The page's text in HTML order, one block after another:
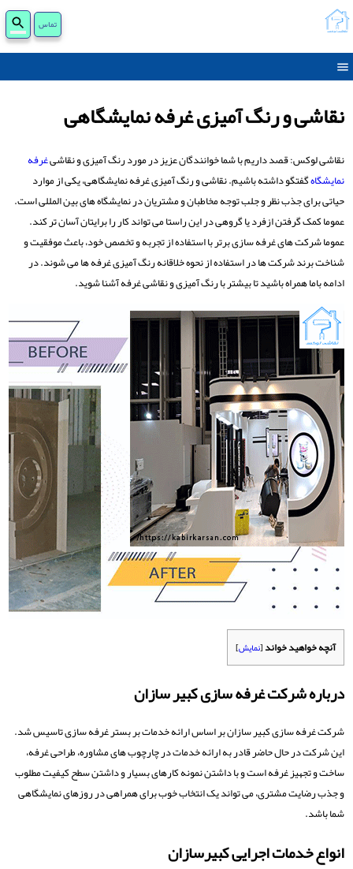
تماس
نقاشی و رنگ آمیزی غرفه نمایشگاهی
نقاشی لوکس: قصد داریم با شما خوانندگان عزیز در مورد رنگ آمیزی و نقاشیغرفه
نمایشگاهگفتگو داشته باشیم. نقاشی و رنگ ‌آمیزی غرفه نمایشگاهی، یکی از موارد
حیاتی برای جذب نظر و جلب توجه مخاطبان و مشتریان در نمایشگاه ‌های بین ‌المللی است.
عموما کمک گرفتن ازفرد یا گروهی در این راستا می تواند کار را برایتان آسان تر کند.
عموما شرکت ‌های غرفه‌ سازی برتر با استفاده از تجربه و تخصص خود، باعث موفقیت و
شناخت برند شرکت ‌ها در استفاده از نحوه خلاقانه رنگ آمیزی غرفه ها می شوند. در
ادامه باما همراه باشید تا بیشتر با رنگ آمیزی و نقاشی غرفه آشنا شوید.
آنچه خواهید خواند[نمایش]
درباره شرکت غرفه سازی کبیر سازان
شرکت غرفه سازی کبیر سازان بر اساس ارائه خدمات بر بستر غرفه سازی تاسیس شد.
این شرکت در حال حاضر قادر به ارائه خدمات در چارچوب های مشاوره، طراحی غرفه،
ساخت و تجهیز غرفه است و با داشتن نمونه کارهای بسیار و داشتن سطح کیفیت مطلوب
و جذب رضایت مشتری، می تواند یک انتخاب خوب برای همراهی در روزهای نمایشگاهی
شما باشد.
انواع خدمات اجرایی کبیرسازان